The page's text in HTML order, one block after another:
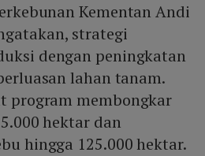
Kementan Andi
strategi
dengan peningkatan
lahan tanam.
program membongkar
hektar dan
hingga 125.000 hektar.